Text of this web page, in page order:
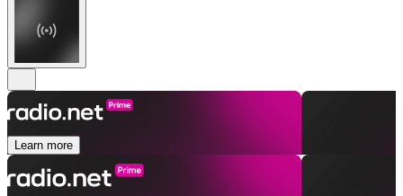
Learn more